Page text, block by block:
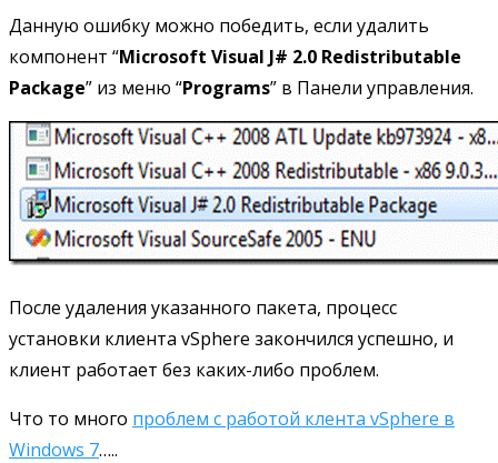
Данную ошибку можно победить, если удалить
компонент “Microsoft Visual J# 2.0 Redistributable
Package” из меню “Programs” в Панели управления.
После удаления указанного пакета, процесс
установки клиента vSphere закончился успешно, и
клиент работает без каких-либо проблем.
Что то много проблем с работой клента vSphere в
Windows 7…..